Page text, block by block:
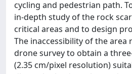
cycling and pedestrian path.
in-depth study of the rock
critical areas and to design
The inaccessibility of the area
drone survey to obtain a
(2.35 cm/pixel resolution)